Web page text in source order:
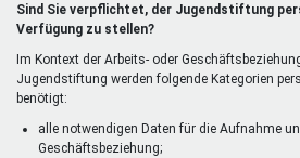
Sind Sie verpflichtet, der Jugendstiftung
Verfügung zu stellen?
Im Kontext der Arbeits- oder
Jugendstiftung werden folgende Kategorien
benötigt:
alle notwendigen Daten für die Aufnahme
Geschäftsbeziehung;